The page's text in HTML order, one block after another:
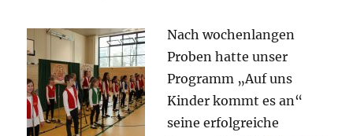
Nach wochenlangen
Proben hatte unser
Programm „Auf uns
Kinder kommt es an“
seineerfolgreiche